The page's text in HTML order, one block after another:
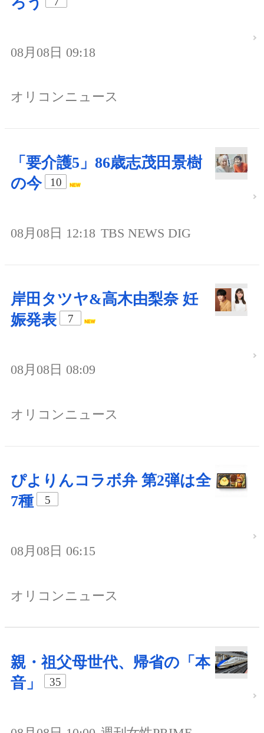
08月08日 09:18
オリコンニュース
「要介護5」86歳志茂田景樹
の今
10
08月08日 12:18 TBS NEWS DIG
岸田タツヤ&高木由梨奈 妊
娠発表
7
08月08日 08:09
オリコンニュース
ぴよりんコラボ弁 第2弾は全
7種
5
08月08日 06:15
オリコンニュース
親・祖父母世代、帰省の「本
音」
35